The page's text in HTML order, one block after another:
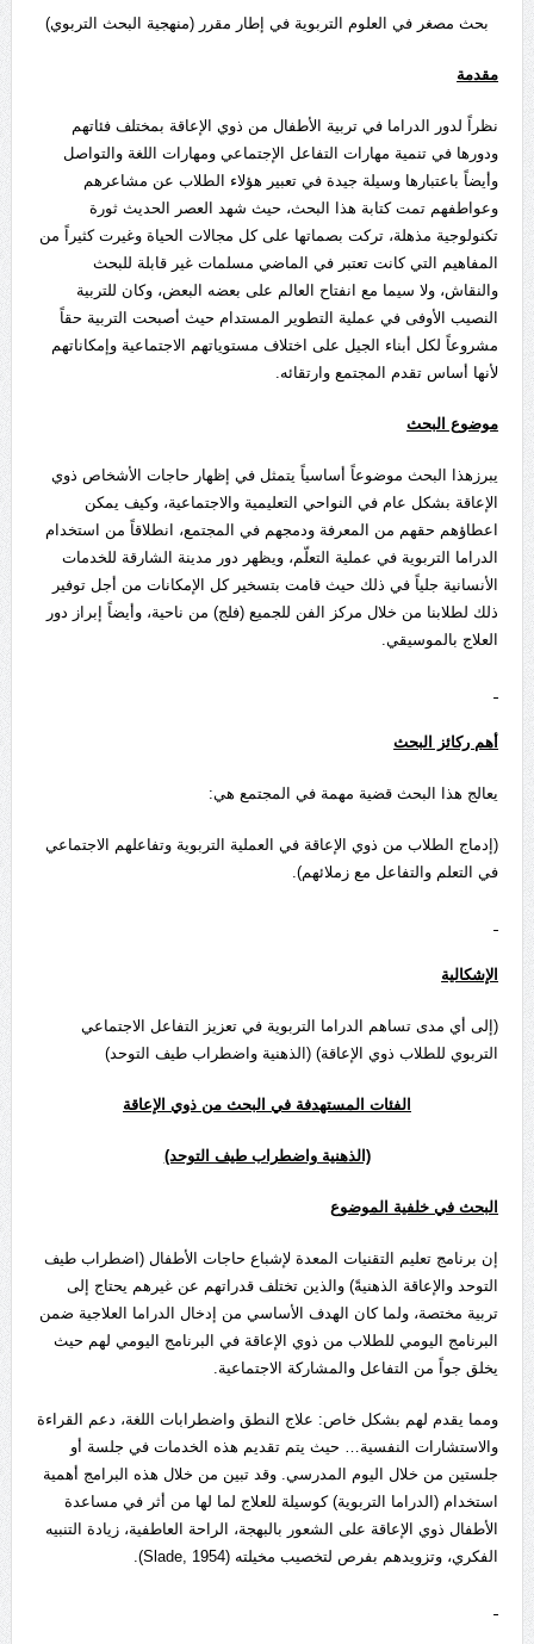
بحث مصغر في العلوم التربوية في إطار مقرر (منهجية البحث التربوي)
مقدمة
نظراً لدور الدراما في تربية الأطفال من ذوي الإعاقة بمختلف فئاتهم
ودورها في تنمية مهارات التفاعل الإجتماعي ومهارات اللغة والتواصل
وأيضاً باعتبارها وسيلة جيدة في تعبير هؤلاء الطلاب عن مشاعرهم
وعواطفهم تمت كتابة هذا البحث، حيث شهد العصر الحديث ثورة
تكنولوجية مذهلة، تركت بصماتها على كل مجالات الحياة وغيرت كثيراً من
المفاهيم التي كانت تعتبر في الماضي مسلمات غير قابلة للبحث
والنقاش، ولا سيما مع انفتاح العالم على بعضه البعض، وكان للتربية
النصيب الأوفى في عملية التطوير المستدام حيث أصبحت التربية حقاً
مشروعاً لكل أبناء الجيل على اختلاف مستوياتهم الاجتماعية وإمكاناتهم
لأنها أساس تقدم المجتمع وارتقائه.
موضوع البحث
يبرزهذا البحث موضوعاً أساسياً يتمثل في إظهار حاجات الأشخاص ذوي
الإعاقة بشكل عام في النواحي التعليمية والاجتماعية، وكيف يمكن
اعطاؤهم حقهم من المعرفة ودمجهم في المجتمع، انطلاقاً من استخدام
الدراما التربوية في عملية التعلّم، ويظهر دور مدينة الشارقة للخدمات
الأنسانية جلياً في ذلك حيث قامت بتسخير كل الإمكانات من أجل توفير
ذلك لطلابنا من خلال مركز الفن للجميع (فلج) من ناحية، وأيضاً إبراز دور
العلاج بالموسيقي.
أهم ركائز البحث
يعالج هذا البحث قضية مهمة في المجتمع هي:
(إدماج الطلاب من ذوي الإعاقة في العملية التربوية وتفاعلهم الاجتماعي
في التعلم والتفاعل مع زملائهم).
الإشكالية
(إلى أي مدى تساهم الدراما التربوية في تعزيز التفاعل الاجتماعي
التربوي للطلاب ذوي الإعاقة) (الذهنية واضطراب طيف التوحد)
الفئات المستهدفة في البحث من ذوي الإعاقة
(الذهنية واضطراب طيف التوحد)
البحث في خلفية الموضوع
إن برنامج تعليم التقنيات المعدة لإشباع حاجات الأطفال (اضطراب طيف
التوحد والإعاقة الذهنيةً) والذين تختلف قدراتهم عن غيرهم يحتاج إلى
تربية مختصة، ولما كان الهدف الأساسي من إدخال الدراما العلاجية ضمن
البرنامج اليومي للطلاب من ذوي الإعاقة في البرنامج اليومي لهم حيث
يخلق جواً من التفاعل والمشاركة الاجتماعية.
ومما يقدم لهم بشكل خاص: علاج النطق واضطرابات اللغة، دعم القراءة
والاستشارات النفسية… حيث يتم تقديم هذه الخدمات في جلسة أو
جلستين من خلال اليوم المدرسي. وقد تبين من خلال هذه البرامج أهمية
استخدام (الدراما التربوية) كوسيلة للعلاج لما لها من أثر في مساعدة
الأطفال ذوي الإعاقة على الشعور بالبهجة، الراحة العاطفية، زيادة التنبيه
الفكري، وتزويدهم بفرص لتخصيب مخيلته (Slade, 1954).